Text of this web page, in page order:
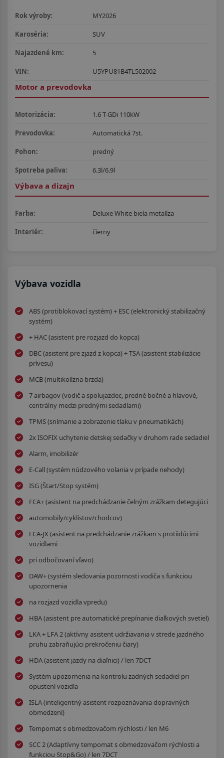
Rok výroby: MY2026
Karoséria: SUV
Najazdené km: 5
VIN: U5YPU81B4TL502002
Motor a prevodovka
Motorizácia: 1.6 T-GDi 110kW
Prevodovka: Automatická 7st.
Pohon: predný
Spotreba paliva: 6.3l/6.9l
Výbava a dizajn
Farba: Deluxe White biela metalíza
Interiér: čierny
Výbava vozidla
ABS (protiblokovací systém) + ESC (elektronický stabilizačný
systém)
+ HAC (asistent pre rozjazd do kopca)
DBC (asistent pre zjazd z kopca) + TSA (asistent stabilizácie
prívesu)
MCB (multikolízna brzda)
7 airbagov (vodič a spolujazdec, predné bočné a hlavové,
centrálny medzi prednými sedadlami)
TPMS (snímanie a zobrazenie tlaku v pneumatikách)
2x ISOFIX uchytenie detskej sedačky v druhom rade sedadiel
Alarm, imobilizér
E-Call (systém núdzového volania v prípade nehody)
ISG (Štart/Stop systém)
FCA+ (asistent na predchádzanie čelným zrážkam detegujúci
automobily/cyklistov/chodcov)
FCA-JX (asistent na predchádzanie zrážkam s protiidúcimi
vozidlami
pri odbočovaní vľavo)
DAW+ (systém sledovania pozornosti vodiča s funkciou
upozornenia
na rozjazd vozidla vpredu)
HBA (asistent pre automatické prepínanie diaľkových svetiel)
LKA + LFA 2 (aktívny asistent udržiavania v strede jazdného
pruhu zabraňujúci prekročeniu čiary)
HDA (asistent jazdy na diaľnici) / len 7DCT
Systém upozornenia na kontrolu zadných sedadiel pri
opustení vozidla
ISLA (inteligentný asistent rozpoznávania dopravných
obmedzení)
Tempomat s obmedzovačom rýchlosti / len M6
SCC 2 (Adaptívny tempomat s obmedzovačom rýchlosti a
funkciou Stop&Go) / len 7DCT